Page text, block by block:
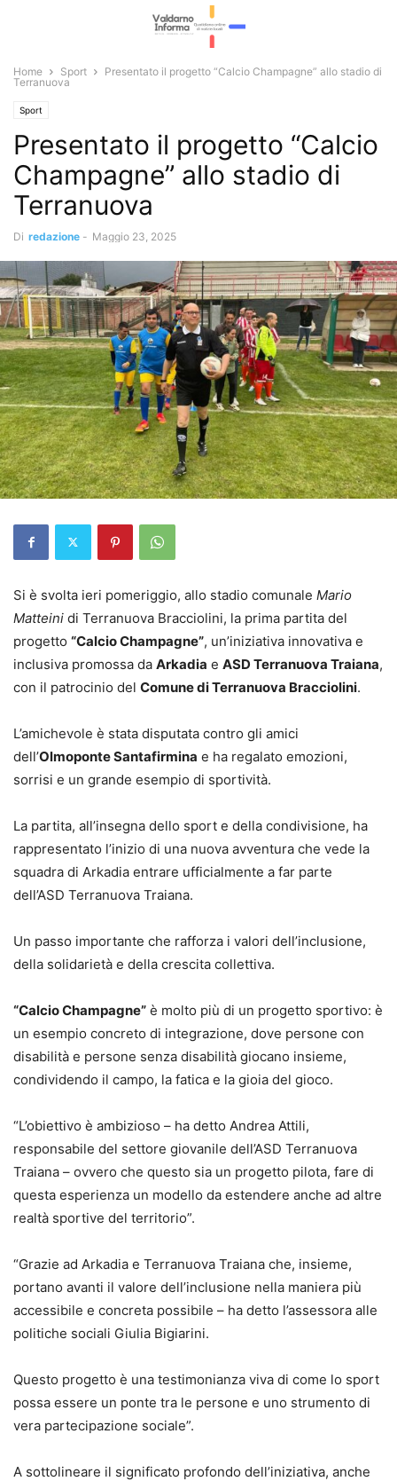
Home Sport
Presentato il progetto “Calcio Champagne” allo stadio di
Terranuova
Sport
Presentato il progetto “Calcio
Champagne” allo stadio di
Terranuova
Di redazione - Maggio 23, 2025
Si è svolta ieri pomeriggio, allo stadio comunale Mario
Matteini di Terranuova Bracciolini, la prima partita del
progetto “Calcio Champagne”, un’iniziativa innovativa e
inclusiva promossa da Arkadia e ASD Terranuova Traiana,
con il patrocinio del Comune di Terranuova Bracciolini.
L’amichevole è stata disputata contro gli amici
dell’Olmoponte Santafirmina e ha regalato emozioni,
sorrisi e un grande esempio di sportività.
La partita, all’insegna dello sport e della condivisione, ha
rappresentato l’inizio di una nuova avventura che vede la
squadra di Arkadia entrare ufficialmente a far parte
dell’ASD Terranuova Traiana.
Un passo importante che rafforza i valori dell’inclusione,
della solidarietà e della crescita collettiva.
“Calcio Champagne” è molto più di un progetto sportivo: è
un esempio concreto di integrazione, dove persone con
disabilità e persone senza disabilità giocano insieme,
condividendo il campo, la fatica e la gioia del gioco.
“L’obiettivo è ambizioso – ha detto Andrea Attili,
responsabile del settore giovanile dell’ASD Terranuova
Traiana – ovvero che questo sia un progetto pilota, fare di
questa esperienza un modello da estendere anche ad altre
realtà sportive del territorio”.
“Grazie ad Arkadia e Terranuova Traiana che, insieme,
portano avanti il valore dell’inclusione nella maniera più
accessibile e concreta possibile – ha detto l’assessora alle
politiche sociali Giulia Bigiarini.
Questo progetto è una testimonianza viva di come lo sport
possa essere un ponte tra le persone e uno strumento di
vera partecipazione sociale”.
A sottolineare il significato profondo dell’iniziativa, anche